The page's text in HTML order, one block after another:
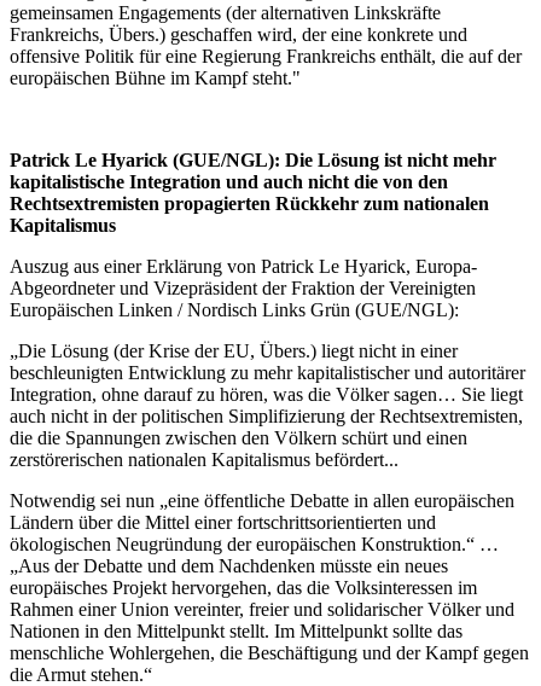
gemeinsamen Engagements (der alternativen Linkskräfte
Frankreichs, Übers.) geschaffen wird, der eine konkrete und
offensive Politik für eine Regierung Frankreichs enthält, die auf der
europäischen Bühne im Kampf steht."
Patrick Le Hyarick (GUE/NGL): Die Lösung ist nicht mehr
kapitalistische Integration und auch nicht die von den
Rechtsextremisten propagierten Rückkehr zum nationalen
Kapitalismus
Auszug aus einer Erklärung von Patrick Le Hyarick, Europa-
Abgeordneter und Vizepräsident der Fraktion der Vereinigten
Europäischen Linken / Nordisch Links Grün (GUE/NGL):
„Die Lösung (der Krise der EU, Übers.) liegt nicht in einer
beschleunigten Entwicklung zu mehr kapitalistischer und autoritärer
Integration, ohne darauf zu hören, was die Völker sagen… Sie liegt
auch nicht in der politischen Simplifizierung der Rechtsextremisten,
die die Spannungen zwischen den Völkern schürt und einen
zerstörerischen nationalen Kapitalismus befördert...
Notwendig sei nun „eine öffentliche Debatte in allen europäischen
Ländern über die Mittel einer fortschrittsorientierten und
ökologischen Neugründung der europäischen Konstruktion.“ …
„Aus der Debatte und dem Nachdenken müsste ein neues
europäisches Projekt hervorgehen, das die Volksinteressen im
Rahmen einer Union vereinter, freier und solidarischer Völker und
Nationen in den Mittelpunkt stellt. Im Mittelpunkt sollte das
menschliche Wohlergehen, die Beschäftigung und der Kampf gegen
die Armut stehen.“